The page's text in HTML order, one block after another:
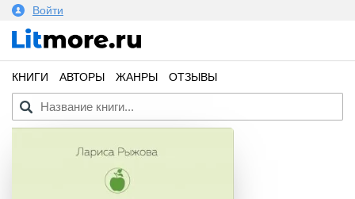
Войти
КНИГИ АВТОРЫ ЖАНРЫ ОТЗЫВЫ